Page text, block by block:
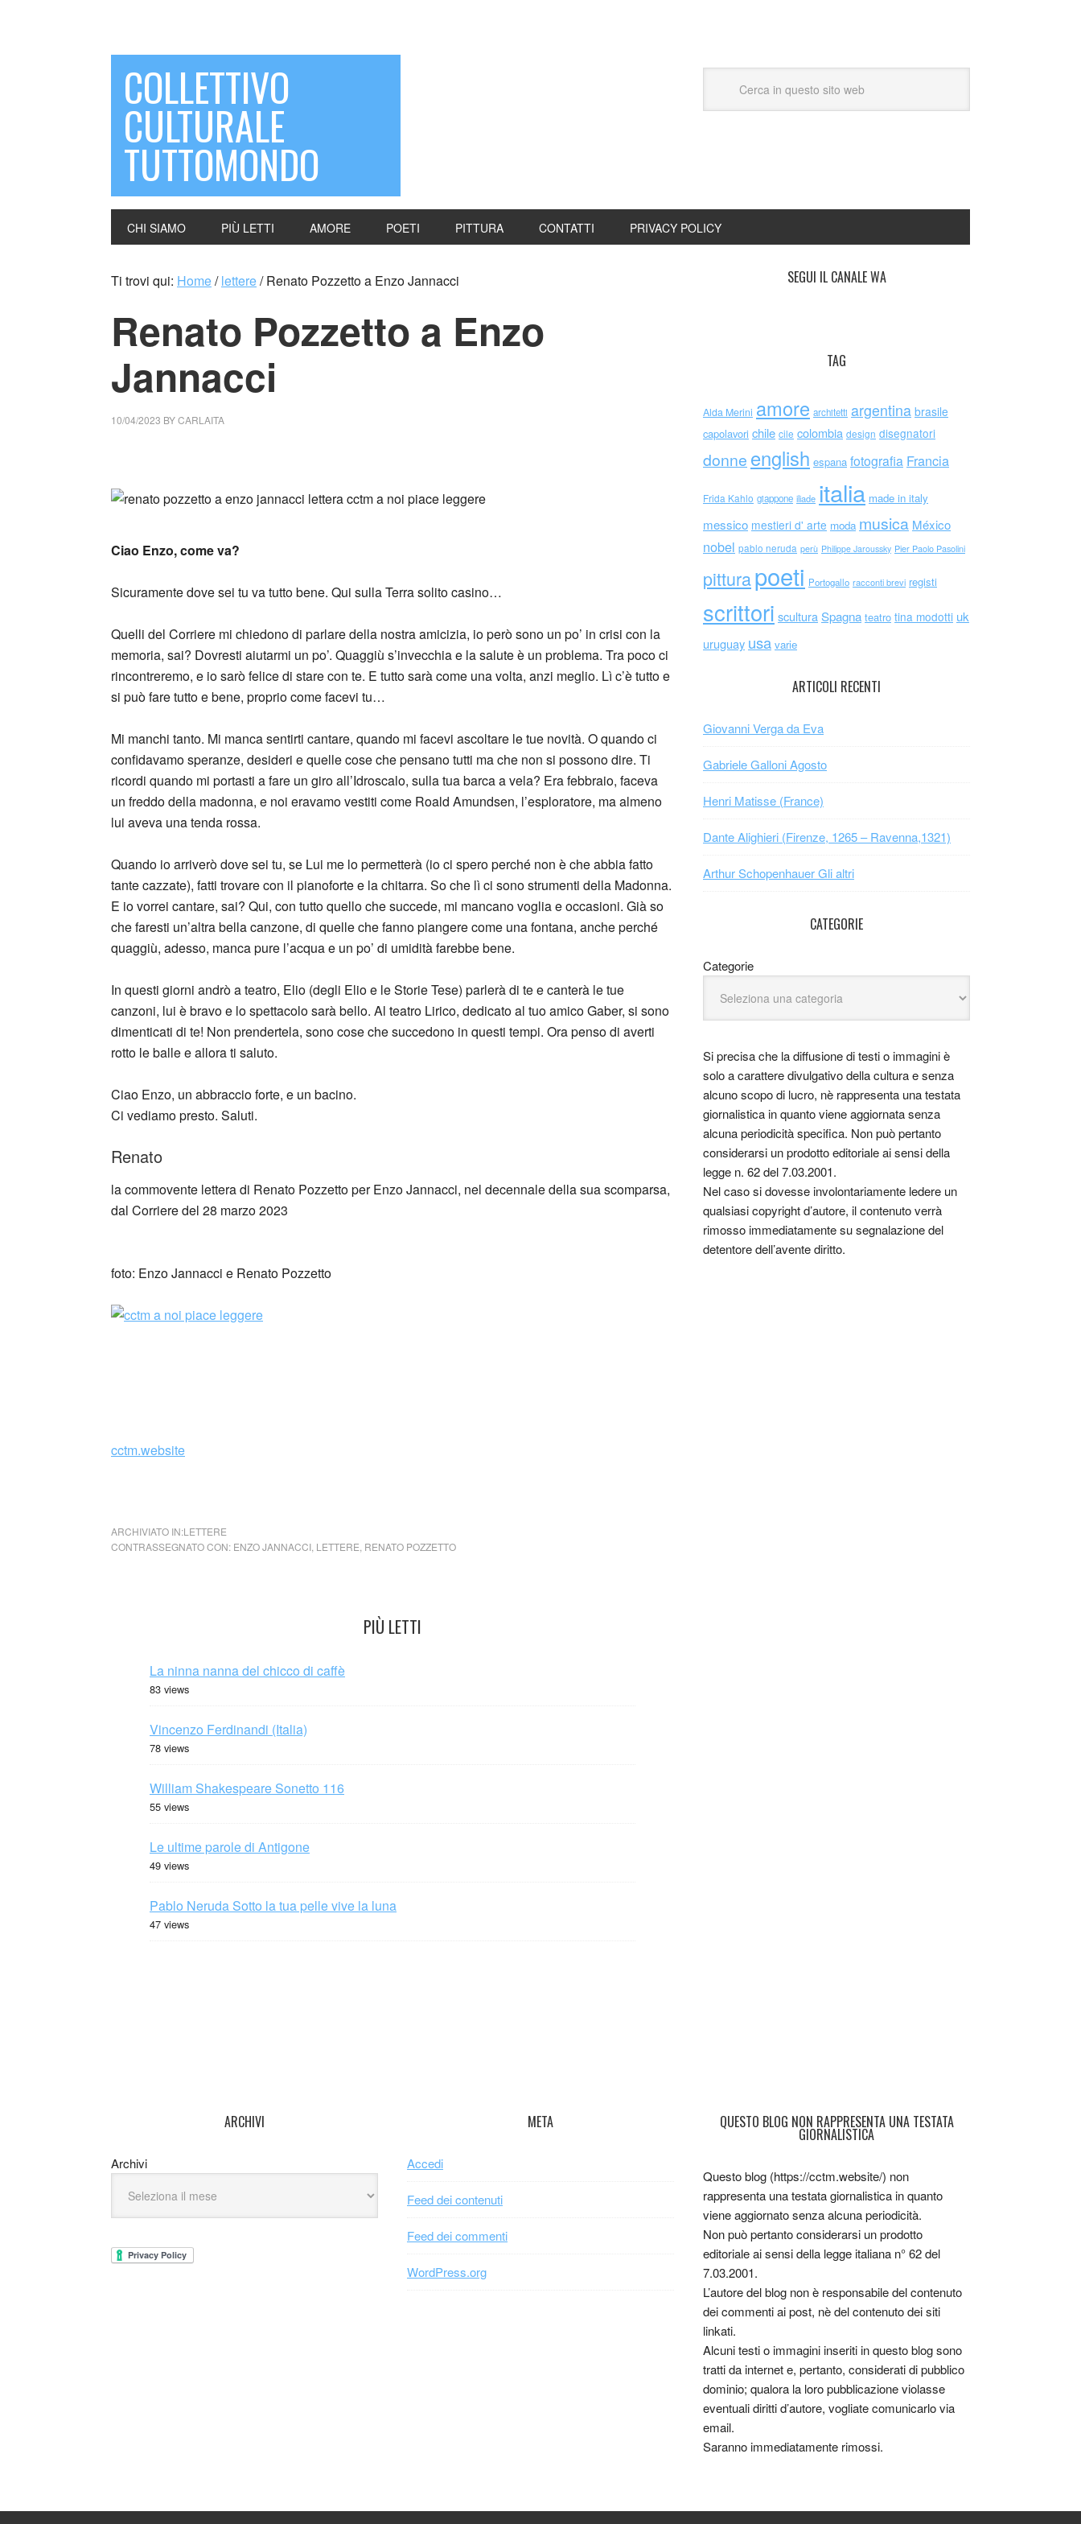
COLLETTIVO
CULTURALE
TUTTOMONDO
CHI SIAMO PIÙ LETTI AMORE POETI PITTURA CONTATTI PRIVACY POLICY
Ti trovi qui: Home/ lettere/Renato Pozzetto a Enzo Jannacci
Renato Pozzetto a Enzo
Jannacci
10/04/2023 BYCARLAITA
Ciao Enzo, come va?
Sicuramente dove sei tu va tutto bene. Qui sulla Terra solito casino…
Quelli del Corriere mi chiedono di parlare della nostra amicizia, io però sono un po’ in crisi con la
memoria, sai? Dovresti aiutarmi un po’. Quaggiù s’invecchia e la salute è un problema. Tra poco ci
rincontreremo, e io sarò felice di stare con te. E tutto sarà come una volta, anzi meglio. Lì c’è tutto e
si può fare tutto e bene, proprio come facevi tu…
Mi manchi tanto. Mi manca sentirti cantare, quando mi facevi ascoltare le tue novità. O quando ci
confidavamo speranze, desideri e quelle cose che pensano tutti ma che non si possono dire. Ti
ricordi quando mi portasti a fare un giro all’Idroscalo, sulla tua barca a vela? Era febbraio, faceva
un freddo della madonna, e noi eravamo vestiti come Roald Amundsen, l’esploratore, ma almeno
lui aveva una tenda rossa.
Quando io arriverò dove sei tu, se Lui me lo permetterà (io ci spero perché non è che abbia fatto
tante cazzate), fatti trovare con il pianoforte e la chitarra. So che lì ci sono strumenti della Madonna.
E io vorrei cantare, sai? Qui, con tutto quello che succede, mi mancano voglia e occasioni. Già so
che faresti un’altra bella canzone, di quelle che fanno piangere come una fontana, anche perché
quaggiù, adesso, manca pure l’acqua e un po’ di umidità farebbe bene.
In questi giorni andrò a teatro, Elio (degli Elio e le Storie Tese) parlerà di te e canterà le tue
canzoni, lui è bravo e lo spettacolo sarà bello. Al teatro Lirico, dedicato al tuo amico Gaber, si sono
dimenticati di te! Non prendertela, sono cose che succedono in questi tempi. Ora penso di averti
rotto le balle e allora ti saluto.
Ciao Enzo, un abbraccio forte, e un bacino.
Ci vediamo presto. Saluti.
Renato
la commovente lettera di Renato Pozzetto per Enzo Jannacci, nel decennale della sua scomparsa,
dal Corriere del 28 marzo 2023
foto: Enzo Jannacci e Renato Pozzetto
cctm.website
ARCHIVIATO IN:LETTERE
CONTRASSEGNATO CON: ENZO JANNACCI LETTERE RENATO POZZETTO
PIÙ LETTI
La ninna nanna del chicco di caffè
83 views
Vincenzo Ferdinandi (Italia)
78 views
William Shakespeare Sonetto 116
55 views
Le ultime parole di Antigone
49 views
Pablo Neruda Sotto la tua pelle vive la luna
47 views
SEGUI IL CANALE WA
TAG
Alda Merini amore architetti argentina brasile
capolavori chile cile colombia design disegnatori
donne english espana fotografia Francia
Frida Kahlo giappone iliade italia made in italy
messico mestieri d' arte moda musica México
nobel pablo neruda perù Philippe Jaroussky Pier Paolo Pasolini
pitturapoeti Portogallo racconti brevi registi
scrittori scultura Spagna teatro tina modotti uk
uruguay usa varie
ARTICOLI RECENTI
Giovanni Verga da Eva
Gabriele Galloni Agosto
Henri Matisse (France)
Dante Alighieri (Firenze, 1265 – Ravenna,1321)
Arthur Schopenhauer Gli altri
CATEGORIE
Categorie
Si precisa che la diffusione di testi o immagini è
solo a carattere divulgativo della cultura e senza
alcuno scopo di lucro, nè rappresenta una testata
giornalistica in quanto viene aggiornata senza
alcuna periodicità specifica. Non può pertanto
considerarsi un prodotto editoriale ai sensi della
legge n. 62 del 7.03.2001.
Nel caso si dovesse involontariamente ledere un
qualsiasi copyright d’autore, il contenuto verrà
rimosso immediatamente su segnalazione del
detentore dell’avente diritto.
ARCHIVI
Archivi
META
Accedi
Feed dei contenuti
Feed dei commenti
WordPress.org
QUESTO BLOG NON RAPPRESENTA UNA TESTATA
GIORNALISTICA
Questo blog (https://cctm.website/) non
rappresenta una testata giornalistica in quanto
viene aggiornato senza alcuna periodicità.
Non può pertanto considerarsi un prodotto
editoriale ai sensi della legge italiana n° 62 del
7.03.2001.
L’autore del blog non è responsabile del contenuto
dei commenti ai post, nè del contenuto dei siti
linkati.
Alcuni testi o immagini inseriti in questo blog sono
tratti da internet e, pertanto, considerati di pubblico
dominio; qualora la loro pubblicazione violasse
eventuali diritti d’autore, vogliate comunicarlo via
email.
Saranno immediatamente rimossi.